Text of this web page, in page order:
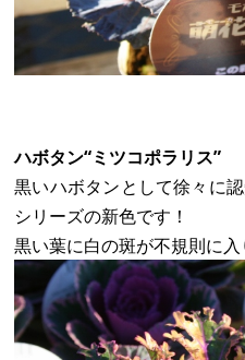
ハボタン“ミツコポラリス”
黒いハボタンとして徐々に
シリーズの新色です！
黒い葉に白の斑が不規則に入